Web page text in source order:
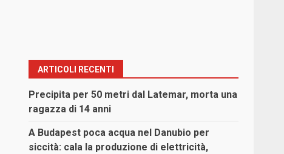
ARTICOLI RECENTI
Precipita per 50 metri dal Latemar, morta una
ragazza di 14 anni
A Budapest poca acqua nel Danubio per
siccità: cala la produzione di elettricità,